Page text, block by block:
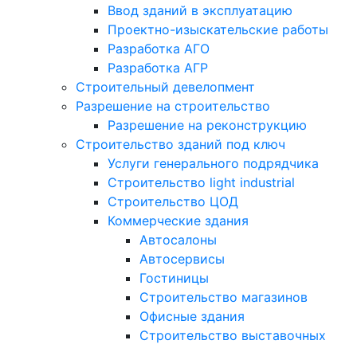
Ввод зданий в эксплуатацию
Проектно-изыскательские работы
Разработка АГО
Разработка АГР
Строительный девелопмент
Разрешение на строительство
Разрешение на реконструкцию
Строительство зданий под ключ
Услуги генерального подрядчика
Строительство light industrial
Строительство ЦОД
Коммерческие здания
Автосалоны
Автосервисы
Гостиницы
Строительство магазинов
Офисные здания
Строительство выставочных